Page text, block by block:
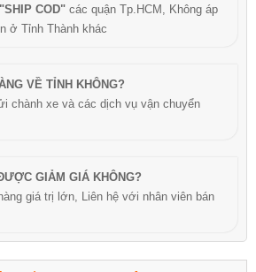
"SHIP COD" các quận Tp.HCM, Không áp
ở Tỉnh Thành khác
VỀ TỈNH KHÔNG?
chành xe và các dịch vụ vận chuyển
GIẢM GIÁ KHÔNG?
giá trị lớn, Liên hệ với nhân viên bán